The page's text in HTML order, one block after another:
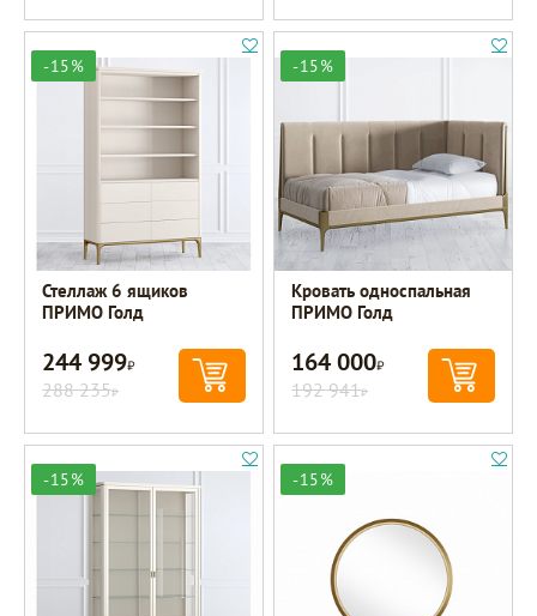
-15%
Стеллаж 6 ящиков
ПРИМО Голд
244 999Р
288 235Р
-15%
Кровать односпальная
ПРИМО Голд
164 000Р
192 941Р
-15% -15%